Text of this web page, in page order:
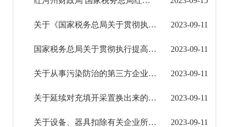
环境保护信息公开
减税降费信息公开
重大建设项目信息公开
征地信息公开
国有土地上房屋征收补偿信息公开
关于《国家税务总局关于贯彻执行提高个人所得税有关专项附加扣除标准政策的公告》的解读 2023-09-11
国家税务总局关于贯彻执行提高个人所得税有关专项附加扣除标准政策的公告 2023-09-11
关于从事污染防治的第三方企业所得税政策问题的公告 2023-09-11
关于延续对充填开采置换出来的煤炭减征资源税优惠政策的公告 2023-09-11
关于设备、器具扣除有关企业所得税政策的公告 2023-09-11